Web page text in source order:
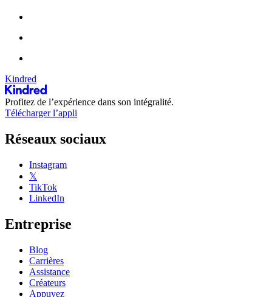
Kindred
Profitez de l’expérience dans son intégralité.
Télécharger l’appli
Réseaux sociaux
Instagram
𝕏
TikTok
LinkedIn
Entreprise
Blog
Carrières
Assistance
Créateurs
Appuyez